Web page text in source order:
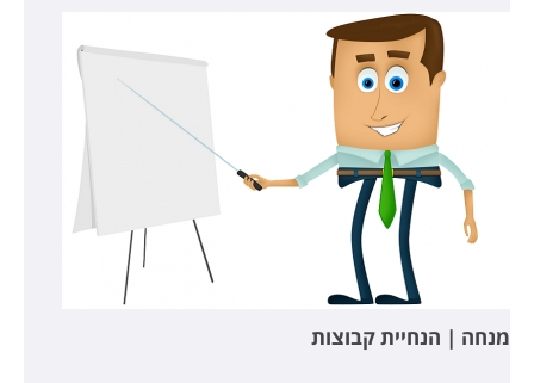
מנחה | הנחיית קבוצות